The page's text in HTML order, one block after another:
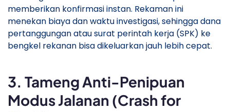
memberikan konfirmasi instan. Rekaman ini
menekan biaya dan waktu investigasi, sehingga dana
pertanggungan atau surat perintah kerja (SPK) ke
bengkel rekanan bisa dikeluarkan jauh lebih cepat.
​3. Tameng Anti-Penipuan
Modus Jalanan (Crash for